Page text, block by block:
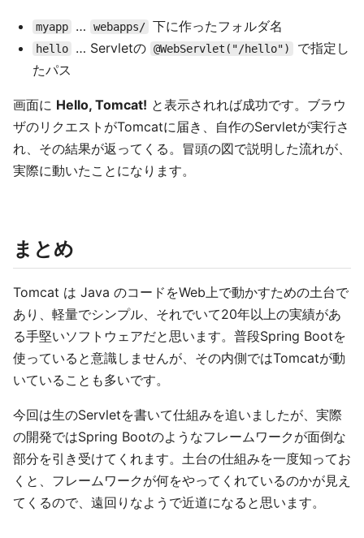
myapp … webapps/ 下に作ったフォルダ名
hello … Servletの @WebServlet("/hello")
で指定し
たパス
画面に Hello, Tomcat! と表示されれば成功です。ブラウ
ザのリクエストがTomcatに届き、自作のServletが実行さ
れ、その結果が返ってくる。冒頭の図で説明した流れが、
実際に動いたことになります。
まとめ
Tomcat は Java のコードをWeb上で動かすための土台で
あり、軽量でシンプル、それでいて20年以上の実績があ
る手堅いソフトウェアだと思います。普段Spring Bootを
使っていると意識しませんが、その内側ではTomcatが動
いていることも多いです。
今回は生のServletを書いて仕組みを追いましたが、実際
の開発ではSpring Bootのようなフレームワークが面倒な
部分を引き受けてくれます。土台の仕組みを一度知ってお
くと、フレームワークが何をやってくれているのかが見え
てくるので、遠回りなようで近道になると思います。